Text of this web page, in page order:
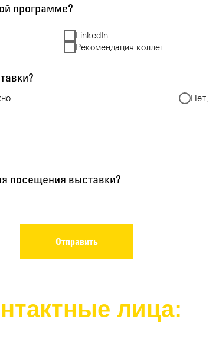
программе?
LinkedIn
Рекомендация коллег
посещения выставки?
Отправить
лица: